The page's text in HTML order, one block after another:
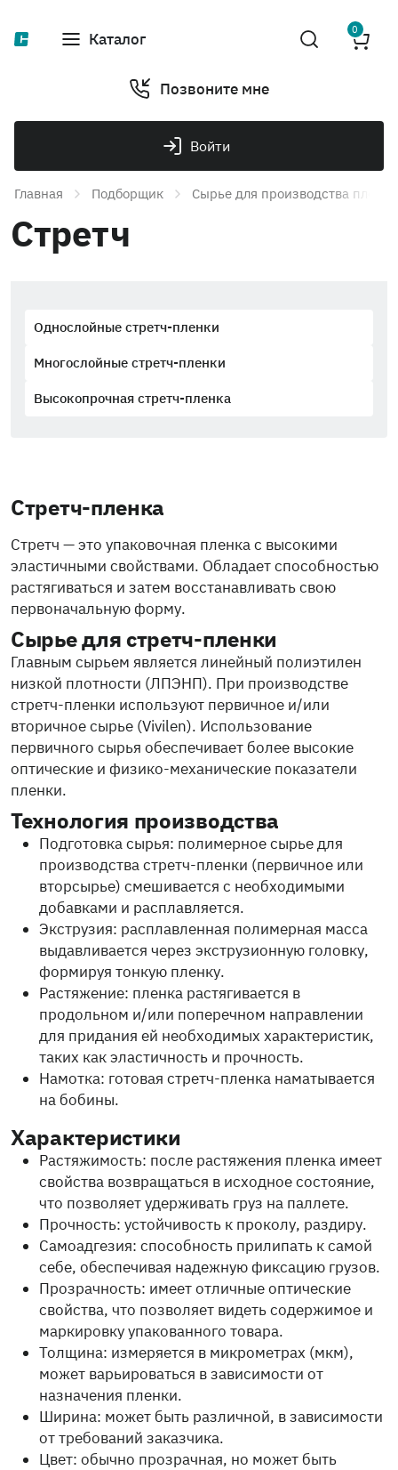
Каталог 0
Позвоните мне
Войти
Главная Подборщик Сырье для производства
Стретч
Однослойные стретч-пленки
Многослойные стретч-пленки
Высокопрочная стретч-пленка
Стретч-пленка
Стретч — это упаковочная пленка с высокими
эластичными свойствами. Обладает способностью
растягиваться и затем восстанавливать свою
первоначальную форму.
Сырье для стретч-пленки
Главным сырьем является линейный полиэтилен
низкой плотности (ЛПЭНП). При производстве
стретч-пленки используют первичное и/или
вторичное сырье (Vivilen). Использование
первичного сырья обеспечивает более высокие
оптические и физико-механические показатели
пленки.
Технология производства
Подготовка сырья: полимерное сырье для
производства стретч-пленки (первичное или
вторсырье) смешивается с необходимыми
добавками и расплавляется.
Экструзия: расплавленная полимерная масса
выдавливается через экструзионную головку,
формируя тонкую пленку.
Растяжение: пленка растягивается в
продольном и/или поперечном направлении
для придания ей необходимых характеристик,
таких как эластичность и прочность.
Намотка: готовая стретч-пленка наматывается
на бобины.
Характеристики
Растяжимость: после растяжения пленка имеет
свойства возвращаться в исходное состояние,
что позволяет удерживать груз на паллете.
Прочность: устойчивость к проколу, раздиру.
Самоадгезия: способность прилипать к самой
себе, обеспечивая надежную фиксацию грузов.
Прозрачность: имеет отличные оптические
свойства, что позволяет видеть содержимое и
маркировку упакованного товара.
Толщина: измеряется в микрометрах (мкм),
может варьироваться в зависимости от
назначения пленки.
Ширина: может быть различной, в зависимости
от требований заказчика.
Цвет: обычно прозрачная, но может быть